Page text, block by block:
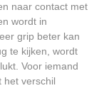
naar contact met
wordt in
grip beter kan
te kijken, wordt
Voor iemand
het verschil